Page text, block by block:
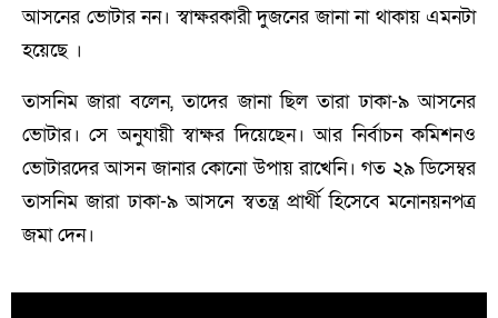
আসনের ভোটার নন। স্বাক্ষরকারী দুজনের জানা না থাকায় এমনটা
হয়েছে ।
তাসনিম জারা বলেন, তাদের জানা ছিল তারা ঢাকা-৯ আসনের
ভোটার। সে অনুযায়ী স্বাক্ষর দিয়েছেন। আর নির্বাচন কমিশনও
ভোটারদের আসন জানার কোনো উপায় রাখেনি। গত ২৯ ডিসেম্বর
তাসনিম জারা ঢাকা-৯ আসনে স্বতন্ত্র প্রার্থী হিসেবে মনোনয়নপত্র
জমা দেন।